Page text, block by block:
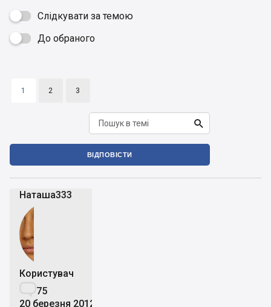
Слідкувати за темою
 До обраного
1 2 3

ВІДПОВІСТИ
Наташа333
Користувач
75
20 березня 2012